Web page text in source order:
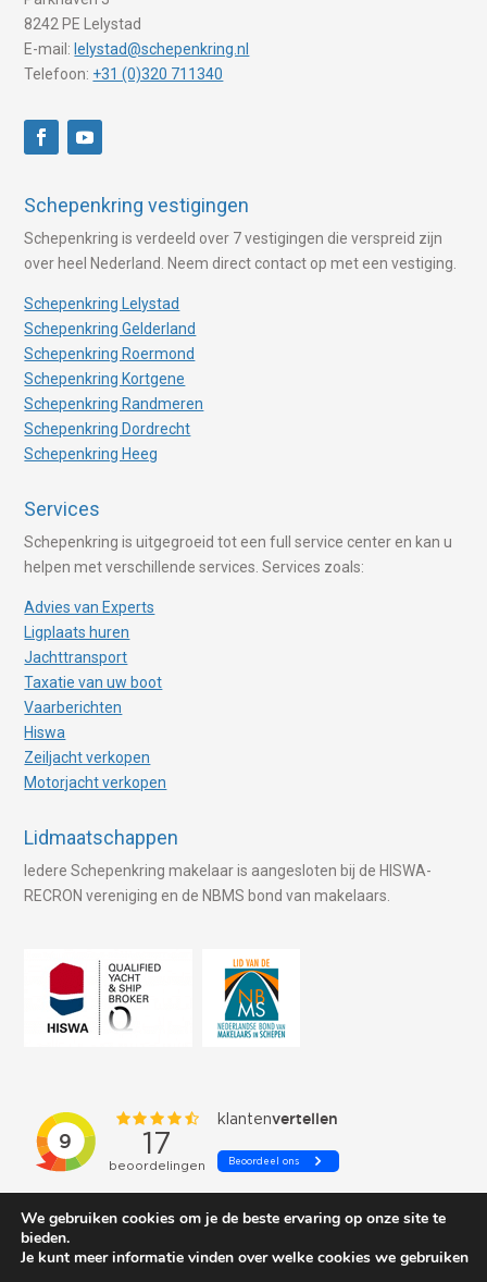
8242 PE Lelystad
E-mail: lelystad@schepenkring.nl
Telefoon: +31 (0)320 711340
Schepenkring vestigingen
Schepenkring is verdeeld over 7 vestigingen die verspreid zijn
over heel Nederland. Neem direct contact op met een vestiging.
Schepenkring Lelystad
Schepenkring Gelderland
Schepenkring Roermond
Schepenkring Kortgene
Schepenkring Randmeren
Schepenkring Dordrecht
Schepenkring Heeg
Services
Schepenkring is uitgegroeid tot een full service center en kan u
helpen met verschillende services. Services zoals:
Advies van Experts
Ligplaats huren
Jachttransport
Taxatie van uw boot
Vaarberichten
Hiswa
Zeiljacht verkopen
Motorjacht verkopen
Lidmaatschappen
Iedere Schepenkring makelaar is aangesloten bij de HISWA-
RECRON vereniging en de NBMS bond van makelaars.
We gebruiken cookies om je de beste ervaring op onze site te
bieden.
Je kunt meer informatie vinden over welke cookies we gebruiken